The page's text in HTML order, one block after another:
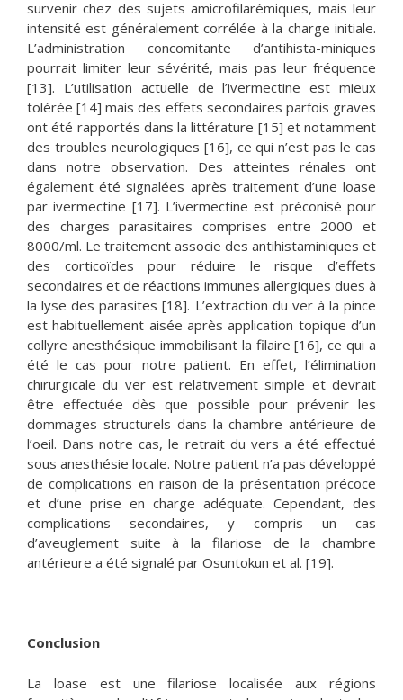
survenir chez des sujets amicrofilarémiques, mais leur
intensité est généralement corrélée à la charge initiale.
L’administration concomitante d’antihista-miniques
pourrait limiter leur sévérité, mais pas leur fréquence
[13]. L’utilisation actuelle de l’ivermectine est mieux
tolérée [14] mais des effets secondaires parfois graves
ont été rapportés dans la littérature [15] et notamment
des troubles neurologiques [16], ce qui n’est pas le cas
dans notre observation. Des atteintes rénales ont
également été signalées après traitement d’une loase
par ivermectine [17]. L’ivermectine est préconisé pour
des charges parasitaires comprises entre 2000 et
8000/ml. Le traitement associe des antihistaminiques et
des corticoïdes pour réduire le risque d’effets
secondaires et de réactions immunes allergiques dues à
la lyse des parasites [18]. L’extraction du ver à la pince
est habituellement aisée après application topique d’un
collyre anesthésique immobilisant la filaire [16], ce qui a
été le cas pour notre patient. En effet, l’élimination
chirurgicale du ver est relativement simple et devrait
être effectuée dès que possible pour prévenir les
dommages structurels dans la chambre antérieure de
l’oeil. Dans notre cas, le retrait du vers a été effectué
sous anesthésie locale. Notre patient n’a pas développé
de complications en raison de la présentation précoce
et d’une prise en charge adéquate. Cependant, des
complications secondaires, y compris un cas
d’aveuglement suite à la filariose de la chambre
antérieure a été signalé par Osuntokun et al. [19].
Conclusion
La loase est une filariose localisée aux régions